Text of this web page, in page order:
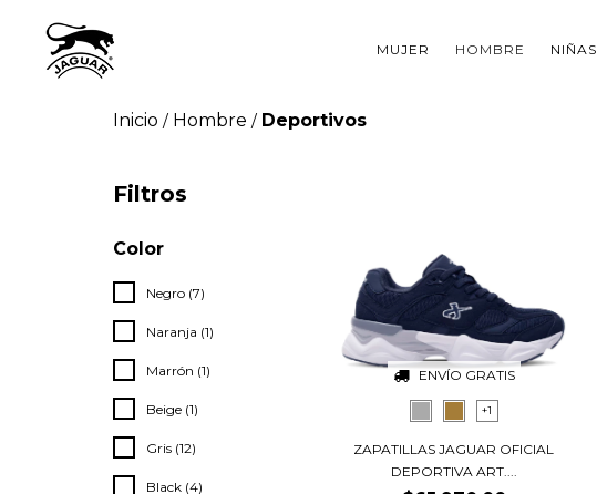
MUJER HOMBRE NIÑAS
Inicio / Hombre / Deportivos
Filtros
Color
Negro (7)
Naranja (1)
Marrón (1)
Beige (1)
Gris (12)
Black (4)
ENVÍO GRATIS
+1
ZAPATILLAS JAGUAR OFICIAL
DEPORTIVA ART....